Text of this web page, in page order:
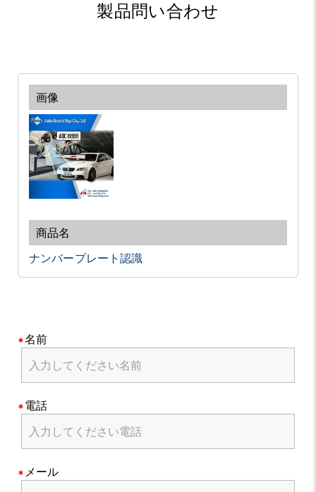
製品問い合わせ
ナンバープレート認識
名前
電話
メール